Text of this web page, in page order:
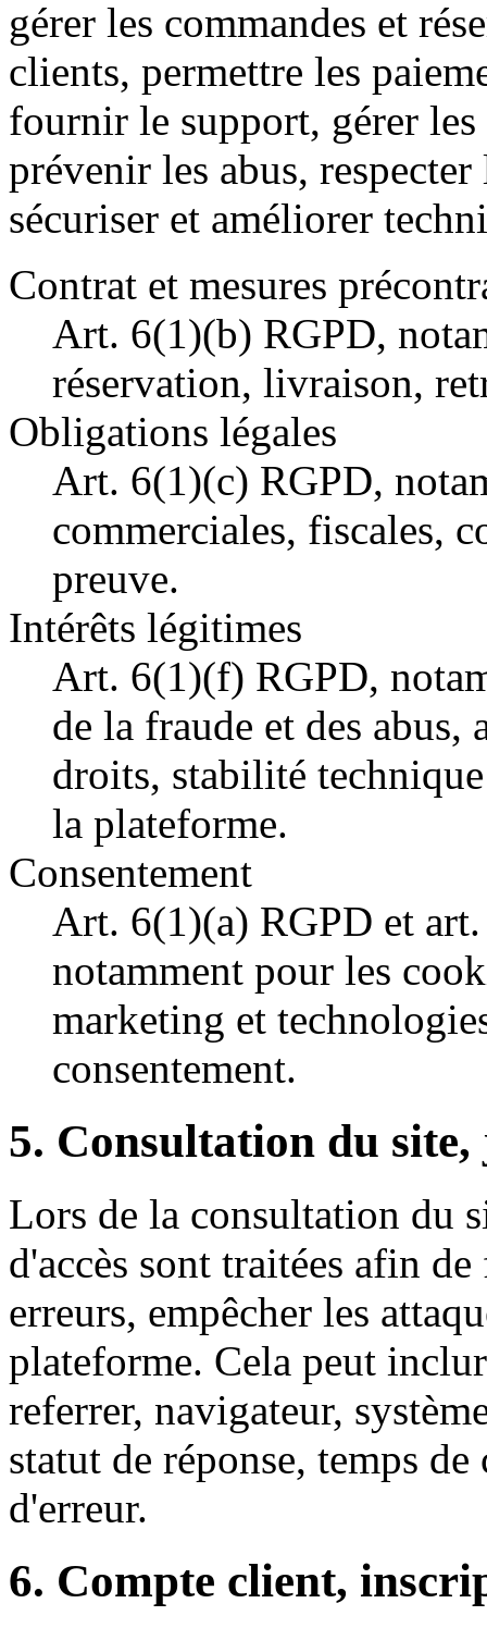
gérer les commandes et
clients, permettre les
fournir le support, gérer
prévenir les abus,
sécuriser et améliorer
Contrat et mesures
Art. 6(1)(b) RGPD,
réservation, livraison,
Obligations légales
Art. 6(1)(c) RGPD,
commerciales, fiscales,
preuve.
Intérêts légitimes
Art. 6(1)(f) RGPD,
de la fraude et des abus,
droits, stabilité
la plateforme.
Consentement
Art. 6(1)(a) RGPD et
notamment pour les
marketing et
consentement.
5. Consultation du
Lors de la consultation du
d'accès sont traitées afin
erreurs, empêcher les
plateforme. Cela peut
referrer, navigateur,
statut de réponse, temps
d'erreur.
6. Compte client,